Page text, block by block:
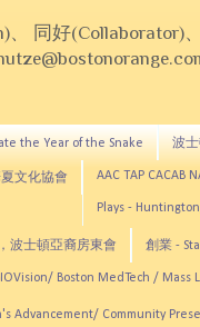
同好(Collaborator)
the Year of the Snake 波
文化協會 AAC TAP CACAB
Plays -
波士頓亞裔房東會 創業 -
Boston MedTech / Mass
Advancement/ Community